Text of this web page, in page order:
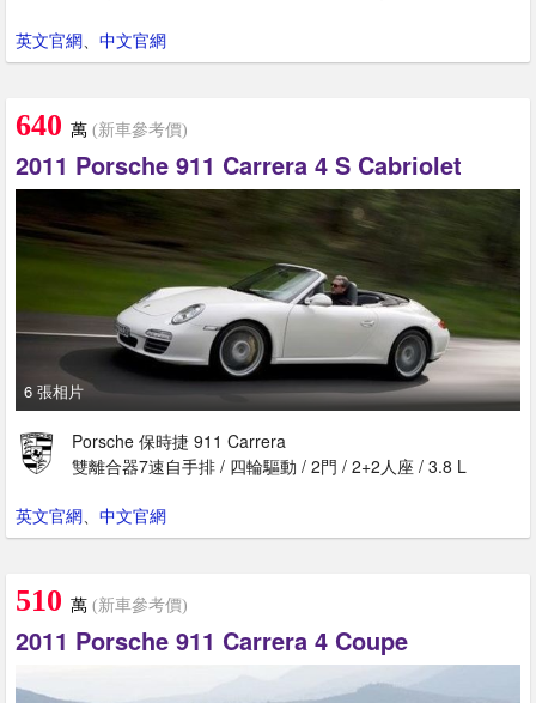
英文官網 中文官網
640 萬 (新車參考價)
2011 Porsche 911 Carrera 4 S Cabriolet
6 張相片
Porsche 保時捷 911 Carrera
雙離合器7速自手排 / 四輪驅動 / 2門 / 2+2人座 / 3.8 L
英文官網、 中文官網
510 萬 (新車參考價)
2011 Porsche 911 Carrera 4 Coupe